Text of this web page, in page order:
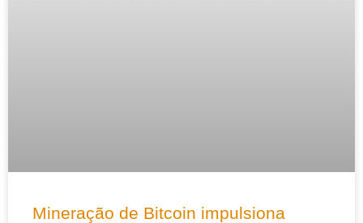
Mineração de Bitcoin impulsiona